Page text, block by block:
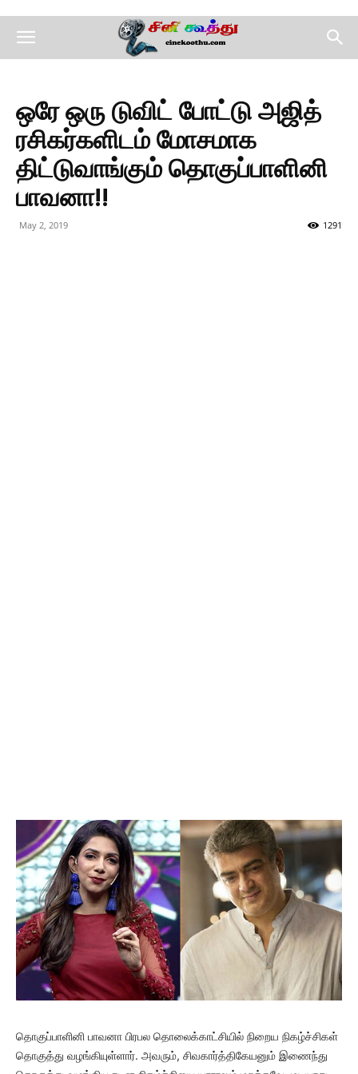
ஒரே ஒரு டுவிட் போட்டு அஜித்
ரசிகர்களிடம் மோசமாக
திட்டுவாங்கும் தொகுப்பாளினி
பாவனா!!
May 2, 2019 1291
தொகுப்பாளினி பாவனா பிரபல தொலைக்காட்சியில் நிறைய நிகழ்ச்சிகள்
தொகுத்து வழங்கியுள்ளார். அவரும், சிவகார்த்திகேயனும் இணைந்து